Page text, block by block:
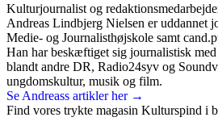
Kulturjournalist og
Andreas Lindbjerg Nielsen er uddannet
Medie- og Journalisthøjskole samt
Han har beskæftiget sig journalistisk
blandt andre DR, Radio24syv og
ungdomskultur, musik og film.
Se Andreass artikler her →
Find vores trykte magasin Kulturspind i